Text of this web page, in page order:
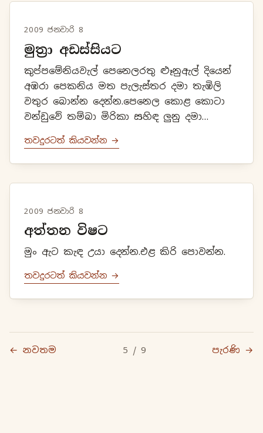
2009 ජනවාරි 8
මුත්‍රා අඩස්සියට
කුප්පමේනියවැල් පෙනෙලරතු ළූනුඇල් දියෙන්
අඹරා පෙකනිය මත පැලැස්තර දමා තැඹිලි
වතුර බොන්න දෙන්න.පෙනෙල කොළ කොටා
වන්ඩුවේ තම්බා මිරිකා සහිඳ ලුනු දමා
දෙන්න.ඊටම; තැඹිලි වතුර දෙන්න.
තවදුරටත් කියවන්න →
2009 ජනවාරි 8
අත්තන විෂට
මුං ඇට කැඳ උයා දෙන්න.එළ කිරි පොවන්න.
තවදුරටත් කියවන්න →
← නවතම 5 / 9 පැරණි →